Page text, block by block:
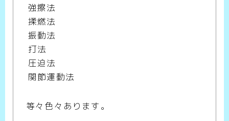
強擦法
揉燃法
振動法
打法
圧迫法
関節運動法
等々色々あります。